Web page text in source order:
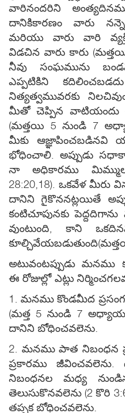
వారినందరిని
దానికికారణం వారు
మరియు వారు వారి
విడచిన వారు కారు (మత్తయి
నీవు సంఘమును
ఎప్పటికిని
నిత్యత్వమువరకు
మీతో చెప్పిన వాటియందు
(మత్తయి 5 నుండి 7
మీకు ఆజ్ఞాపించబడినవి
భోధించాలి. అప్పుడు
నా అధికారము
28:20,18). ఒకవేళ మీరు
దానిని గైకొననట్లయితే
కంటిచూపునకు
వుంటుంది, కాని
అటువంటప్పుడు మనము
ఈ రోజుల్లో ఎట్లు
1. మనము కొండమీద
(మత్త 5 నుండి 7
దానిని బోధించవలెను.
2. మనము పాత నిబంధన
ప్రకారము
నిబంధనల మధ్య
తెలుసుకొనవలెను (2 కొరి
తప్పక బోధించవలెను.